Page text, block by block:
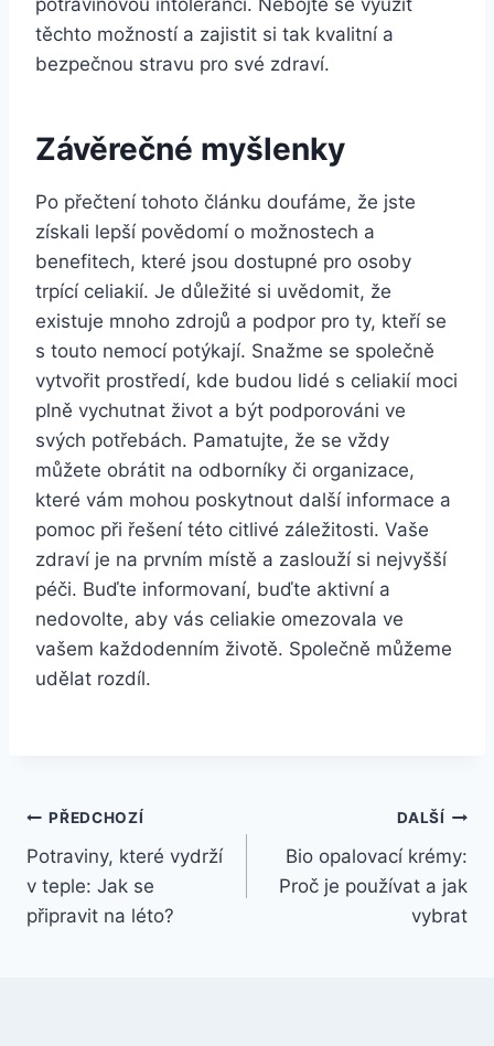
těchto možností a zajistit si tak kvalitní a
bezpečnou stravu pro své zdraví.
Závěrečné myšlenky
Po přečtení tohoto článku doufáme, že jste
získali lepší povědomí o možnostech a
benefitech, které jsou dostupné pro osoby
trpící celiakií. Je důležité si uvědomit, že
existuje mnoho zdrojů a podpor pro ty, kteří se
s touto nemocí potýkají. Snažme se společně
vytvořit prostředí, kde budou lidé s celiakií moci
plně vychutnat život a být podporováni ve
svých potřebách. Pamatujte, že se vždy
můžete obrátit na odborníky či organizace,
které vám mohou poskytnout další informace a
pomoc při řešení této citlivé záležitosti. Vaše
zdraví je na prvním místě a zaslouží si nejvyšší
péči. Buďte informovaní, buďte aktivní a
nedovolte, aby vás celiakie omezovala ve
vašem každodenním životě. Společně můžeme
udělat rozdíl.
Navigace
pro
příspěvek
PŘEDCHOZÍ
Potraviny, které vydrží
v teple: Jak se
připravit na léto?
DALŠÍ
Bio opalovací krémy:
Proč je používat a jak
vybrat